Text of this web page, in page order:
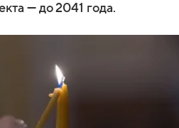
— до 2041 года.